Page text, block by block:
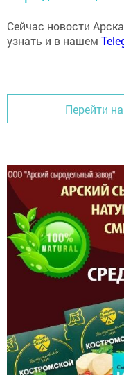
узнать и в нашем
Перейти